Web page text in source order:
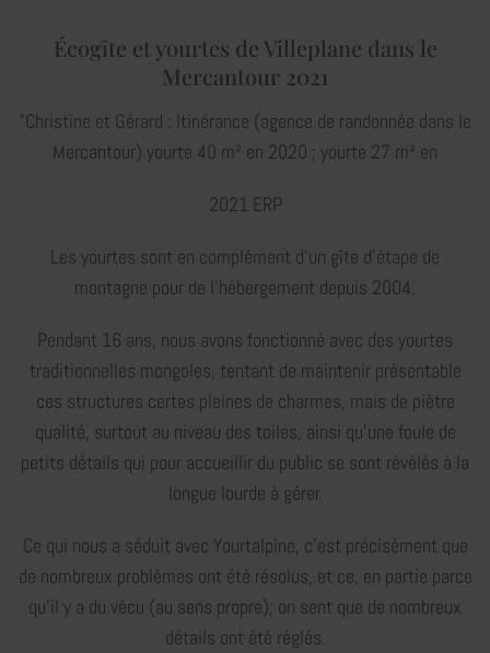
Écogîte et yourtes de Villeplane dans le
Mercantour 2021
"Christine et Gérard : Itinérance (agence de randonnée dans le
Mercantour) yourte 40 m² en 2020 ; yourte 27 m² en
2021 ERP
Les yourtes sont en complément d’un gîte d’étape de
montagne pour de l’hébergement depuis 2004.
Pendant 16 ans, nous avons fonctionné avec des yourtes
traditionnelles mongoles, tentant de maintenir présentable
ces structures certes pleines de charmes, mais de piètre
qualité, surtout au niveau des toiles, ainsi qu’une foule de
petits détails qui pour accueillir du public se sont révélés à la
longue lourde à gérer.
Ce qui nous a séduit avec Yourtalpine, c’est précisément que
de nombreux problèmes ont été résolus, et ce, en partie parce
qu’il y a du vécu (au sens propre); on sent que de nombreux
détails ont été réglés.